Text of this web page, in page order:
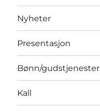
Nyheter
Presentasjon
Bønn/gudstjenester
Kall